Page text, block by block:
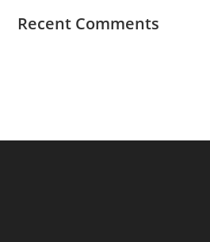
Recent Comments